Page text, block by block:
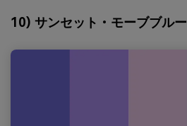
10) サンセット・モーブブルー